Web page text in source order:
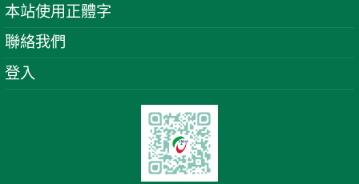
本站使用正體字
聯絡我們
登入